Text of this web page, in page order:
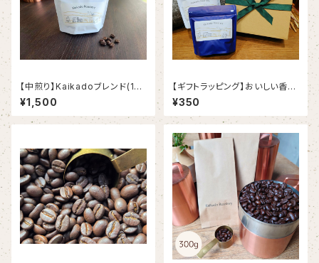
【中煎り】Kaikadoブレンド(100
g)
¥1,500
【ギフトラッピング】おいしい香り
の贈り物
¥350